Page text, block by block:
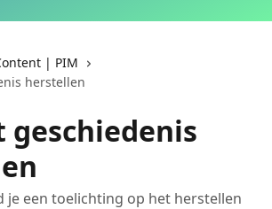
| PIM
herstellen
geschiedenis
je een toelichting op het herstellen